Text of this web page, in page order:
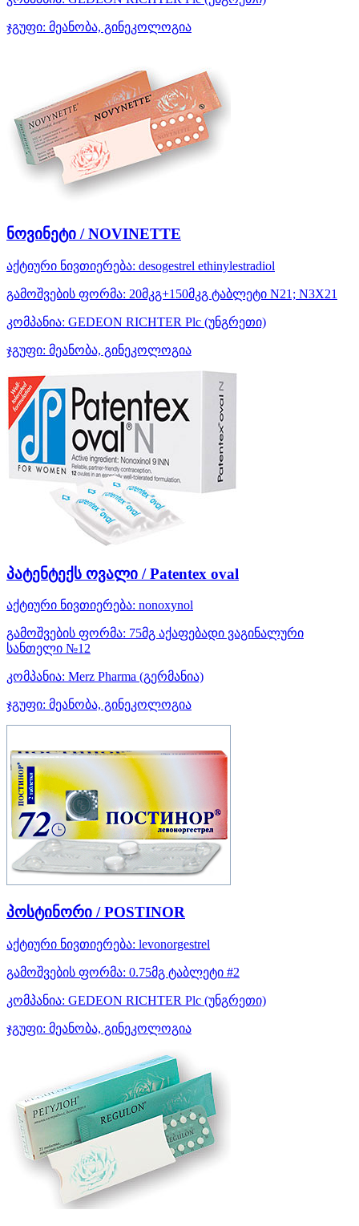
ჯგუფი: მეანობა, გინეკოლოგია
ნოვინეტი / NOVINETTE
აქტიური ნივთიერება: desogestrel ethinylestradiol
გამოშვების ფორმა: 20მკგ+150მკგ ტაბლეტი N21; N3X21
კომპანია: GEDEON RICHTER Plc (უნგრეთი)
ჯგუფი: მეანობა, გინეკოლოგია
პატენტექს ოვალი / Patentex oval
აქტიური ნივთიერება: nonoxynol
გამოშვების ფორმა: 75მგ აქაფებადი ვაგინალური
სანთელი №12
კომპანია: Merz Pharma (გერმანია)
ჯგუფი: მეანობა, გინეკოლოგია
პოსტინორი / POSTINOR
აქტიური ნივთიერება: levonorgestrel
გამოშვების ფორმა: 0.75მგ ტაბლეტი #2
კომპანია: GEDEON RICHTER Plc (უნგრეთი)
ჯგუფი: მეანობა, გინეკოლოგია